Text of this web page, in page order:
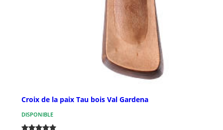
Croix de la paix Tau bois Val Gardena
DISPONIBLE